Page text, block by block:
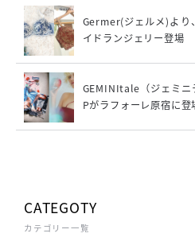
Germer(ジェルメ)より
イドランジェリー登場
GEMINItale（ジェミニ
Pがラフォーレ原宿に登
CATEGOTY
カテゴリー一覧